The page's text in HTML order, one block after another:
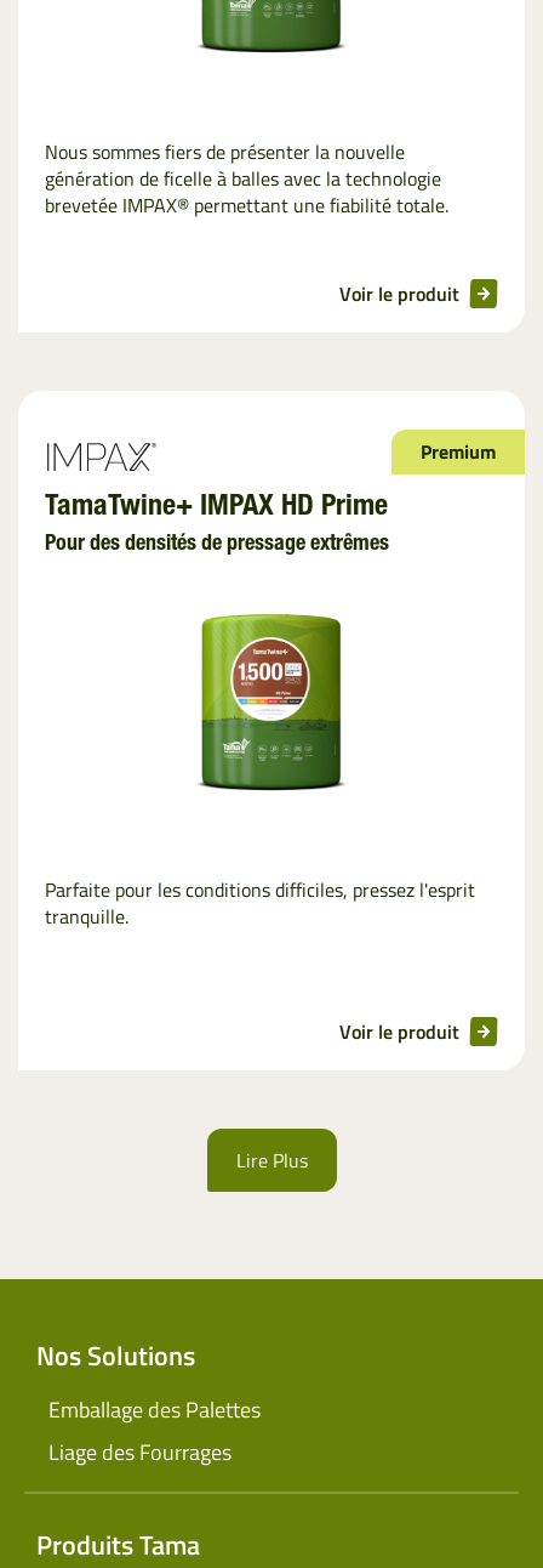
Nous sommes fiers de présenter la nouvelle
génération de ficelle à balles avec la technologie
brevetée IMPAX® permettant une fiabilité totale.
Voir le produit
Premium
TamaTwine+ IMPAX HD Prime
Pour des densités de pressage extrêmes
Parfaite pour les conditions difficiles, pressez l'esprit
tranquille.
Voir le produit
Lire Plus
Nos Solutions
Emballage des Palettes
Liage des Fourrages
Produits Tama